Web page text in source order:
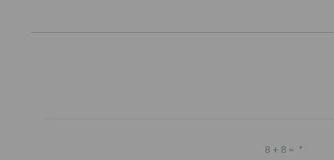
8 + 8 = *